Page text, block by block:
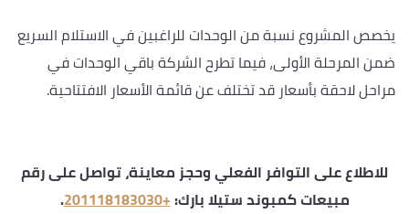
يخصص المشروع نسبة من الوحدات للراغبين في الاستلام السريع
ضمن المرحلة الأولى، فيما تطرح الشركة باقي الوحدات في
مراحل لاحقة بأسعار قد تختلف عن قائمة الأسعار الافتتاحية.
للاطلاع على التوافر الفعلي وحجز معاينة، تواصل على رقم
مبيعات كمبوند ستيلا بارك:+201118183030
.